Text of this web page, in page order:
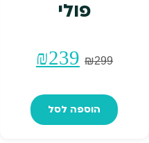
פולי
₪299
המחיר
היה:
₪239
הוא:
הוספה לסל